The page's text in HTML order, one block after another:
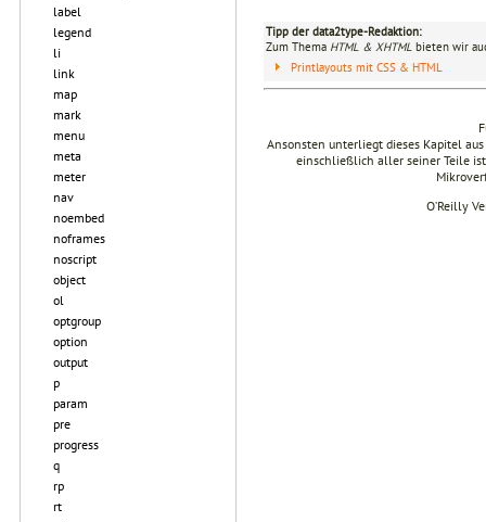
label
legend
li
link
map
mark
menu
meta
meter
nav
noembed
noframes
noscript
object
ol
optgroup
option
output
p
param
pre
progress
q
rp
rt
Tipp der data2type-Redaktion:
Zum Thema HTML & XHTML bieten wir
Printlayouts mit CSS & HTML
Ansonsten unterliegt dieses Kapitel
einschließlich aller seiner Teile
O’Reilly